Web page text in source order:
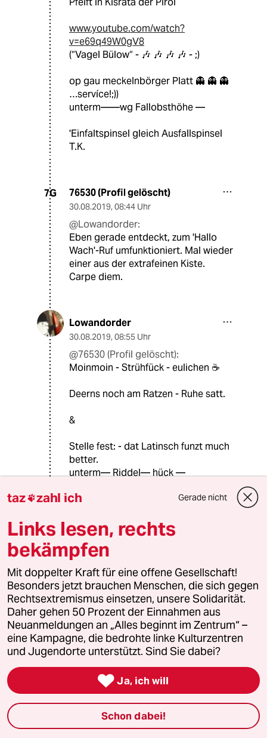
www.youtube.com/watch?
v=e69q49W0gV8
(“Vagel Bülow“ - 🎶 🎶 🎶 🎶 - ;)
op gau meckelnbörger Platt 👻 👻 👻
…servíce!;))
unterm——wg Fallobsthöhe —
'Einfaltspinsel gleich Ausfallspinsel
T.K.
7G 76530 (Profil gelöscht)
30.08.2019, 08:44 Uhr
@Lowandorder:
Eben gerade entdeckt, zum 'Hallo
Wach'-Ruf umfunktioniert. Mal wieder
einer aus der extrafeinen Kiste.
Carpe diem.
Lowandorder
30.08.2019, 08:55 Uhr
@76530 (Profil gelöscht):
Moinmoin - Strühfück - eulichen ☕️
Deerns noch am Ratzen - Ruhe satt.
&
Stelle fest: - dat Latinsch funzt much
better.
unterm— Riddel— hück —
“Treffen sich 'n Blinder 'n Lahmer &
7G 76530 (Profil gelöscht)
30.08.2019,09:29 Uhr
@Lowandorder:
Moinsen, wie Axel P. zu sagen pflegt.
Im Dauereinsatz mit den Lütten?
Wat dat Latinisch anjeht:
mein Standardrepertoire besteht aus
ca. 50, maybe 100 Begriffen. Dank
tatkräftigem Sekundierens aus Kölle
leicht anwachsend.
Zu meinem Leidwesen müsste ich um
Übersetzung des Schlusses bitten.
Hirndurchblutung noch nicht auf
taz zahl ich Gerade nicht
Links lesen, rechts
bekämpfen
Mit doppelter Kraft für eine offene Gesellschaft!
Besonders jetzt brauchen Menschen, die sich gegen
Rechtsextremismus einsetzen, unsere Solidarität.
Daher gehen 50 Prozent der Einnahmen aus
Neuanmeldungen an „Alles beginnt im Zentrum“ –
eine Kampagne, die bedrohte linke Kulturzentren
und Jugendorte unterstützt. Sind Sie dabei?
 Ja, ich will
Schon dabei!